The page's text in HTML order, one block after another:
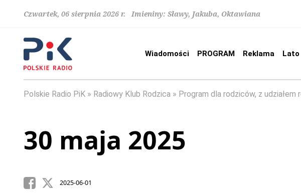
Czwartek, 06 sierpnia 2026 r. Imieniny: Sławy, Jakuba, Oktawiana
Wiadomości PROGRAM Reklama Lato
Polskie Radio PiK Radiowy Klub Rodzica Program dla rodziców, z
30 maja 2025
2025-06-01